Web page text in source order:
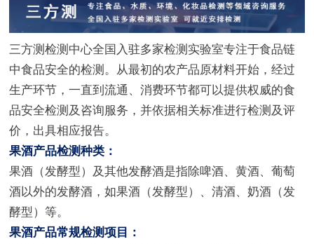
三方测检测中心全国入驻多家检测实验室专注于食品链
中食品安全的检测。从最初的农产品原材料开始，经过
生产环节，一直到流通、消费环节都可以提供权威的食
品安全检测及咨询服务，并依据相关标准进行检测及评
价，出具相应报告。
果酒产品检测种类：
果酒（发酵型）及其他发酵酒是指除啤酒、黄酒、葡萄
酒以外的发酵酒，如果酒（发酵型）、清酒、奶酒（发
酵型）等。
果酒产品常规检测项目：